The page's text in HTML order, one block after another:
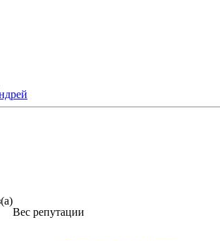
Вес репутации